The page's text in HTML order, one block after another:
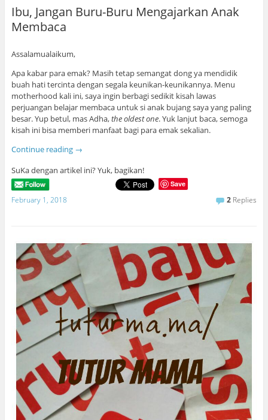
Ibu, Jangan Buru-Buru Mengajarkan Anak
Membaca
Assalamualaikum,
Apa kabar para emak? Masih tetap semangat dong ya mendidik
buah hati tercinta dengan segala keunikan-keunikannya. Menu
motherhood kali ini, saya ingin berbagi sedikit kisah lawas
perjuangan belajar membaca untuk si anak bujang saya yang paling
besar. Yup betul, mas Adha,the oldest one. Yuk lanjut baca, semoga
kisah ini bisa memberi manfaat bagi para emak sekalian.
Continue reading →
SuKa dengan artikel ini? Yuk, bagikan!
Save
February 1, 2018 2 Replies